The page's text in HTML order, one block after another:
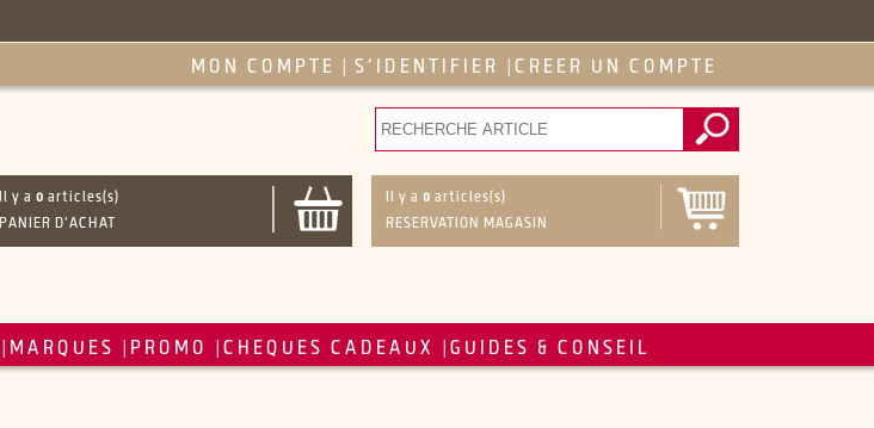
MON COMPTE S'IDENTIFIER CREER UN COMPTE
Il y a 0 articles(s)
PANIER D'ACHAT
Il y a 0 articles(s)
RESERVATION MAGASIN
MARQUES PROMO CHEQUES CADEAUX GUIDES & CONSEIL